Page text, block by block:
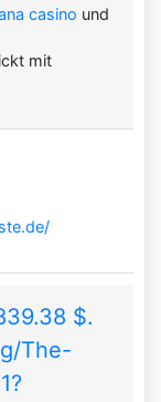
casino und
mit
$.
The-